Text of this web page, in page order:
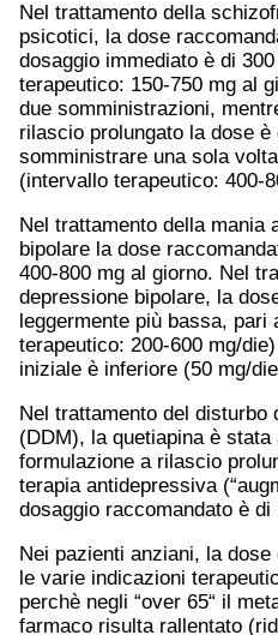
Nel trattamento della
psicotici, la dose
dosaggio immediato è di
terapeutico: 150-750 mg al
due somministrazioni,
rilascio prolungato la dose
somministrare una sola
(intervallo terapeutico: 400-
Nel trattamento della mania
bipolare la dose
400-800 mg al giorno. Nel
depressione bipolare, la
leggermente più bassa,
terapeutico: 200-600 mg/
iniziale è inferiore (50 mg/
Nel trattamento del disturbo
(DDM), la quetiapina è stata
formulazione a rilascio
terapia antidepressiva
dosaggio raccomandato è di
Nei pazienti anziani, la
le varie indicazioni
perchè negli “over 65“ il
farmaco risulta rallentato